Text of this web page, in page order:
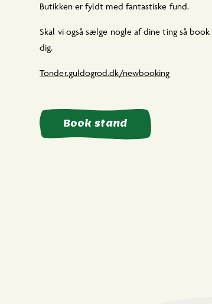
Butikken er fyldt med fantastiske fund.
Skal vi også sælge nogle af dine ting så
dig.
Tonder.guldogrod.dk/newbooking
Book stand